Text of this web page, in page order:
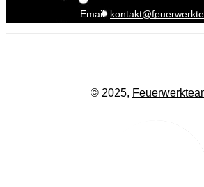
Email:
© 2025,